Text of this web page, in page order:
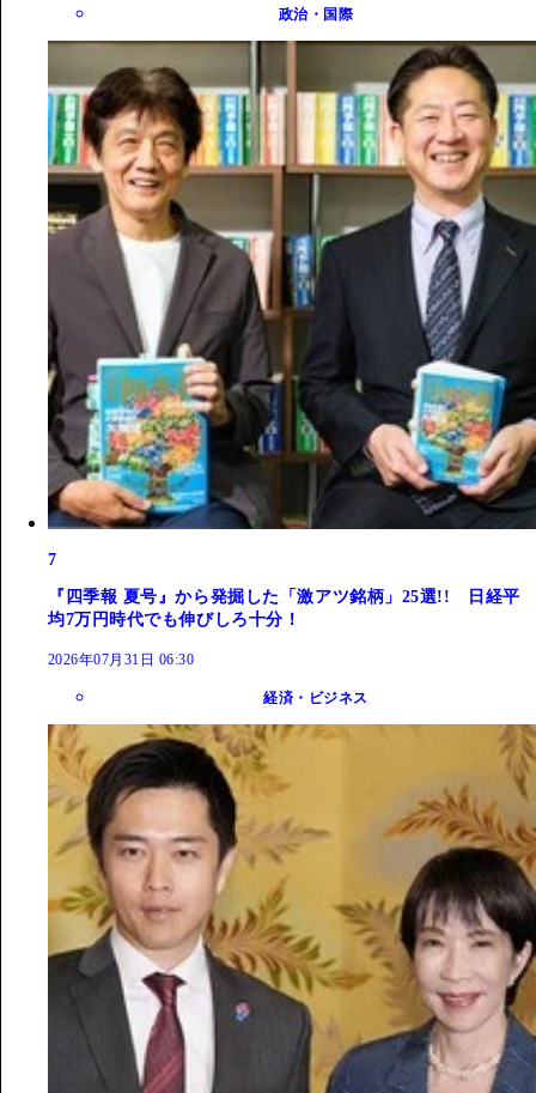
政治・国際
7
『四季報 夏号』から発掘した「激アツ銘柄」25選!! 日経平
均7万円時代でも伸びしろ十分！
2026年07月31日 06:30
経済・ビジネス